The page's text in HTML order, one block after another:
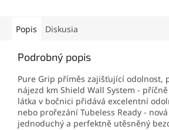
Popis Diskusia
Podrobný popis
Pure Grip příměs zajišťující odolnost,
nájezd km Shield Wall System -
látka v bočnici přidává excelentní
nebo prořezání Tubeless Ready -
jednoduchý a perfektně utěsněný